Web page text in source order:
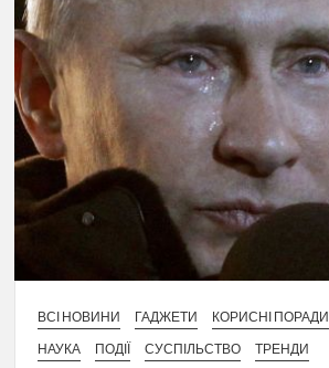
ВСІ НОВИНИ ГАДЖЕТИ КОРИСНІ ПОРАДИ
НАУКА
ПОДІЇ СУСПІЛЬСТВО ТРЕНДИ